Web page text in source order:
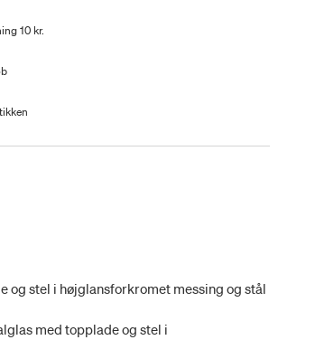
10 kr.
stel i højglansforkromet messing og stål
med topplade og stel i